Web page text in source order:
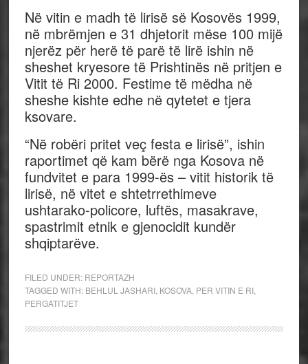
Në vitin e madh të lirisë së Kosovës 1999,
në mbrëmjen e 31 dhjetorit mëse 100 mijë
njerëz për herë të parë të lirë ishin në
sheshet kryesore të Prishtinës në pritjen e
Vitit të Ri 2000. Festime të mëdha në
sheshe kishte edhe në qytetet e tjera
ksovare.
“Në robëri pritet veç festa e lirisë”, ishin
raportimet që kam bërë nga Kosova në
fundvitet e para 1999-ës – vitit historik të
lirisë, në vitet e shtetrrethimeve
ushtarako-policore, luftës, masakrave,
spastrimit etnik e gjenocidit kundër
shqiptarëve.
FILED UNDER: REPORTAZH
TAGGED WITH: BEHLUL JASHARI, KOSOVA, PER VITIN E RI,
PERGATITJET